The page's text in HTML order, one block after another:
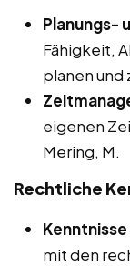
Planungs-
Fähigkeit,
planen und
eigenen
Mering, M.
Rechtliche
mit den